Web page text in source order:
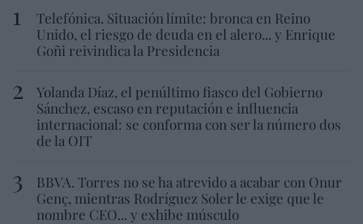
Telefónica. Situación límite: bronca en Reino
Unido, el riesgo de deuda en el alero... y Enrique
Goñi reivindica la Presidencia
Yolanda Díaz, el penúltimo fiasco del Gobierno
Sánchez, escaso en reputación e influencia
internacional: se conforma con ser la número dos
de la OIT
BBVA. Torres no se ha atrevido a acabar con Onur
Genç, mientras Rodríguez Soler le exige que le
nombre CEO... y exhibe músculo